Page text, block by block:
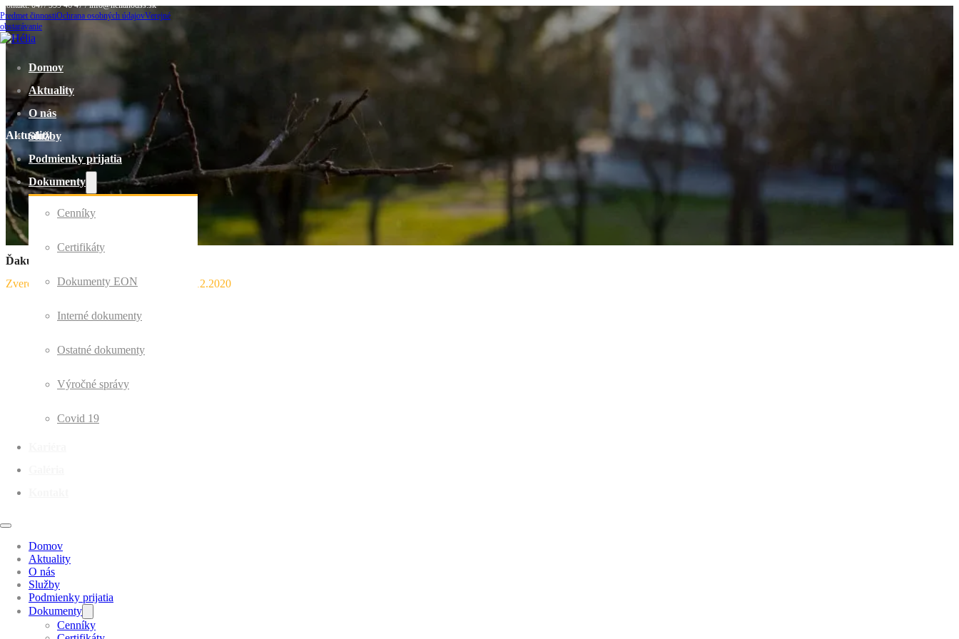
Kontakt: 047/ 559 46 47 / info@helianodss.sk
Predmet činnostiOchrana osobných údajovVerejné
obstarávanie
Domov
Aktuality
O nás
Služby
Podmienky prijatia
Dokumenty
Cenníky
Certifikáty
Dokumenty EON
Interné dokumenty
Ostatné dokumenty
Výročné správy
Covid 19
Domov
Aktuality
O nás
Služby
Podmienky prijatia
Dokumenty
Cenníky
Aktuality
Ďakujeme MPSVR SR
Zverejnil Domov sociálnych služieb
21.12.2020